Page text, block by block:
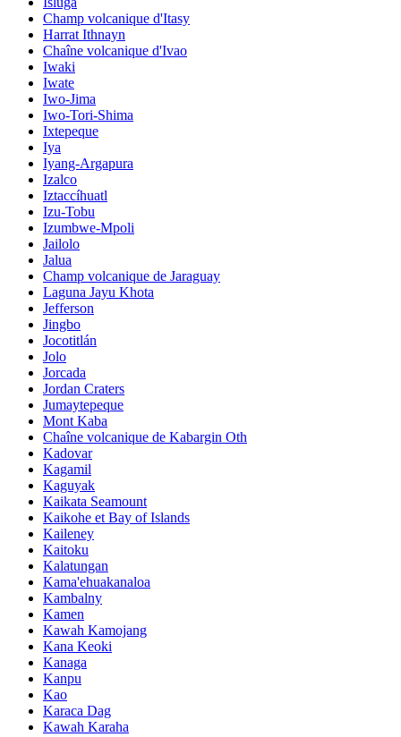
Champ volcanique d'Itasy
Harrat Ithnayn
Chaîne volcanique d'Ivao
Iwaki
Iwate
Iwo-Jima
Iwo-Tori-Shima
Ixtepeque
Iya
Iyang-Argapura
Izalco
Iztaccíhuatl
Izu-Tobu
Izumbwe-Mpoli
Jailolo
Jalua
Champ volcanique de Jaraguay
Laguna Jayu Khota
Jefferson
Jingbo
Jocotitlán
Jolo
Jorcada
Jordan Craters
Jumaytepeque
Mont Kaba
Chaîne volcanique de Kabargin Oth
Kadovar
Kagamil
Kaguyak
Kaikata Seamount
Kaikohe et Bay of Islands
Kaileney
Kaitoku
Kalatungan
Kama'ehuakanaloa
Kambalny
Kamen
Kawah Kamojang
Kana Keoki
Kanaga
Kanpu
Kao
Karaca Dag
Kawah Karaha